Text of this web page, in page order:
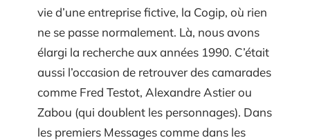
vie d’une entreprise fictive, la Cogip, où rien
ne se passe normalement. Là, nous avons
élargi la recherche aux années 1990. C’était
aussi l’occasion de retrouver des camarades
comme Fred Testot, Alexandre Astier ou
Zabou (qui doublent les personnages). Dans
les premiers Messages comme dans les